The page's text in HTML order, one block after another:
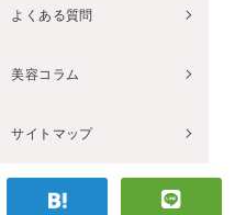
よくある質問
美容コラム
サイトマップ
ニックAll right reserved.